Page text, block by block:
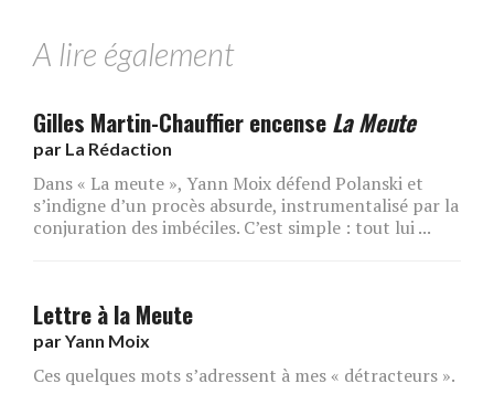
A lire également
Gilles Martin-Chauffier encenseLa Meute
par La Rédaction
Dans « La meute », Yann Moix défend Polanski et
s’indigne d’un procès absurde, instrumentalisé par la
conjuration des imbéciles. C’est simple : tout lui ...
Lettre à la Meute
parYann Moix
Ces quelques mots s’adressent à mes « détracteurs ».